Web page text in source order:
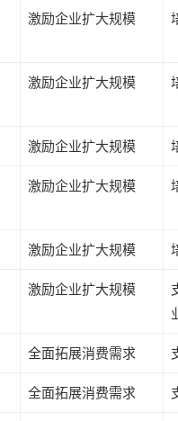
激励企业扩大规模
激励企业扩大规模
激励企业扩大规模
激励企业扩大规模
激励企业扩大规模
激励企业扩大规模
全面拓展消费需求
全面拓展消费需求